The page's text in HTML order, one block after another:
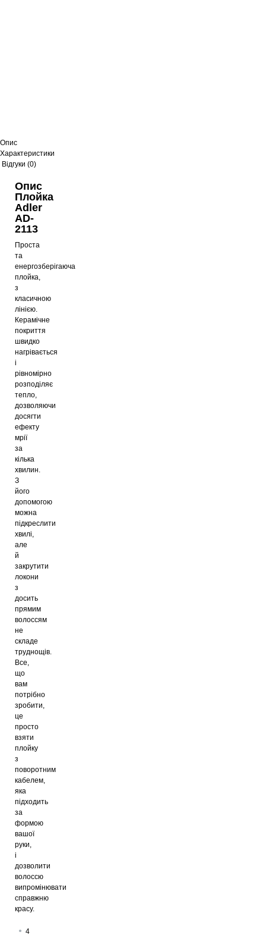
Опис
Характеристики
Відгуки (0)
Опис
Плойка
Adler
AD-
2113
Проста
та
енергозберігаюча
плойка,
з
класичною
лінією.
Керамічне
покриття
швидко
нагрівається
і
рівномірно
розподіляє
тепло,
дозволяючи
досягти
ефекту
мрії
за
кілька
хвилин.
З
його
допомогою
можна
підкреслити
хвилі,
але
й
закрутити
локони
з
досить
прямим
волоссям
не
складе
труднощів.
Все,
що
вам
потрібно
зробити,
це
просто
взяти
плойку
з
поворотним
кабелем,
яка
підходить
за
формою
вашої
руки,
і
дозволити
волоссю
випромінювати
справжню
красу.
4